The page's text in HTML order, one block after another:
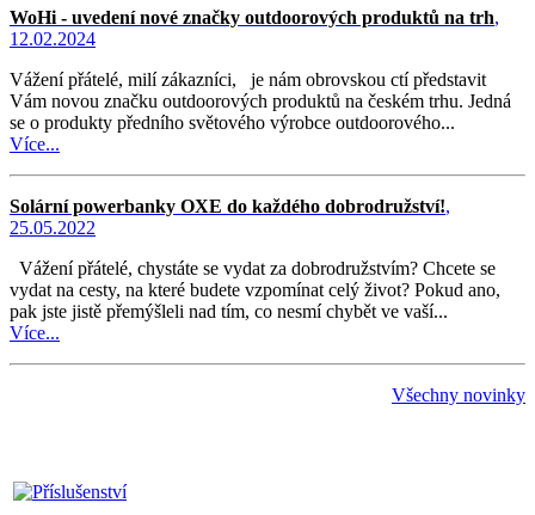
WoHi - uvedení nové značky outdoorových produktů na trh,
12.02.2024
Vážení přátelé, milí zákazníci, je nám obrovskou ctí představit
Vám novou značku outdoorových produktů na českém trhu. Jedná
se o produkty předního světového výrobce outdoorového...
Více...
Solární powerbanky OXE do každého dobrodružství!,
25.05.2022
Vážení přátelé, chystáte se vydat za dobrodružstvím? Chcete se
vydat na cesty, na které budete vzpomínat celý život? Pokud ano,
pak jste jistě přemýšleli nad tím, co nesmí chybět ve vaší...
Více...
Všechny novinky